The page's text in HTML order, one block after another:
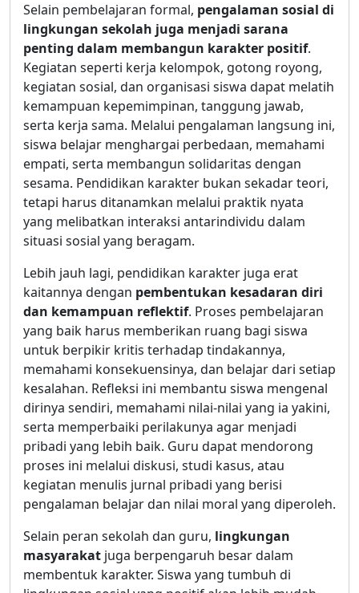
Selain pembelajaran formal, pengalaman sosial di
lingkungan sekolah juga menjadi sarana
penting dalam membangun karakter positif.
Kegiatan seperti kerja kelompok, gotong royong,
kegiatan sosial, dan organisasi siswa dapat melatih
kemampuan kepemimpinan, tanggung jawab,
serta kerja sama. Melalui pengalaman langsung ini,
siswa belajar menghargai perbedaan, memahami
empati, serta membangun solidaritas dengan
sesama. Pendidikan karakter bukan sekadar teori,
tetapi harus ditanamkan melalui praktik nyata
yang melibatkan interaksi antarindividu dalam
situasi sosial yang beragam.
Lebih jauh lagi, pendidikan karakter juga erat
kaitannya dengan pembentukan kesadaran diri
dan kemampuan reflektif. Proses pembelajaran
yang baik harus memberikan ruang bagi siswa
untuk berpikir kritis terhadap tindakannya,
memahami konsekuensinya, dan belajar dari setiap
kesalahan. Refleksi ini membantu siswa mengenal
dirinya sendiri, memahami nilai-nilai yang ia yakini,
serta memperbaiki perilakunya agar menjadi
pribadi yang lebih baik. Guru dapat mendorong
proses ini melalui diskusi, studi kasus, atau
kegiatan menulis jurnal pribadi yang berisi
pengalaman belajar dan nilai moral yang diperoleh.
Selain peran sekolah dan guru, lingkungan
masyarakat juga berpengaruh besar dalam
membentuk karakter. Siswa yang tumbuh di